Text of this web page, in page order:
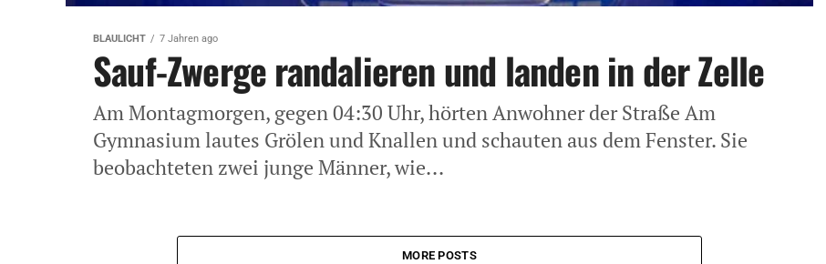
BLAULICHT 7 Jahren ago
Sauf-Zwerge randalieren und landen in der Zelle
Am Montagmorgen, gegen 04:30 Uhr, hörten Anwohner der Straße Am
Gymnasium lautes Grölen und Knallen und schauten aus dem Fenster. Sie
beobachteten zwei junge Männer, wie...
MORE POSTS